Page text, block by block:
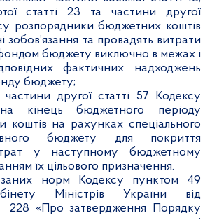
статті
23 та частини другої
розпорядники бюджетних коштів
та провадять витрати
бюджету виключно в межах і
фактичних надходжень
бюджету;
другої статті 57 Кодексу
кінець бюджетного періоду
коштів на рахунках спеціального
бюджету для покриття
у наступному бюджетному
їх цільового призначення.
норм Кодексу пунктом 49
Міністрів України від
«Про затвердження Порядку